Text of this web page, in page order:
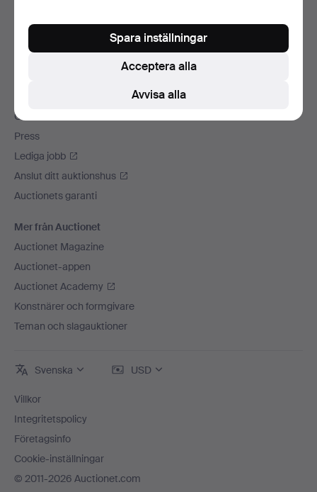
Betalningsalternativ
Vi skickar med
Om Auctionet
Press
Lediga jobb
Anslut ditt auktionshus
Auctionets garanti
Mer från Auctionet
Auctionet Magazine
Auctionet-appen
Auctionet Academy
Konstnärer och formgivare
Teman och slagauktioner
Svenska USD
Villkor
Integritetspolicy
Företagsinfo
Cookie-inställningar
© 2011-2026 Auctionet.com
Avvisa alla
Acceptera alla
Spara inställningar